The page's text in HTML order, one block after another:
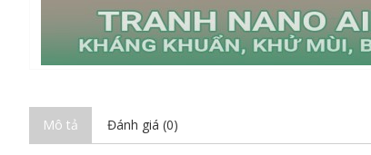
Mô tả Đánh giá (0)